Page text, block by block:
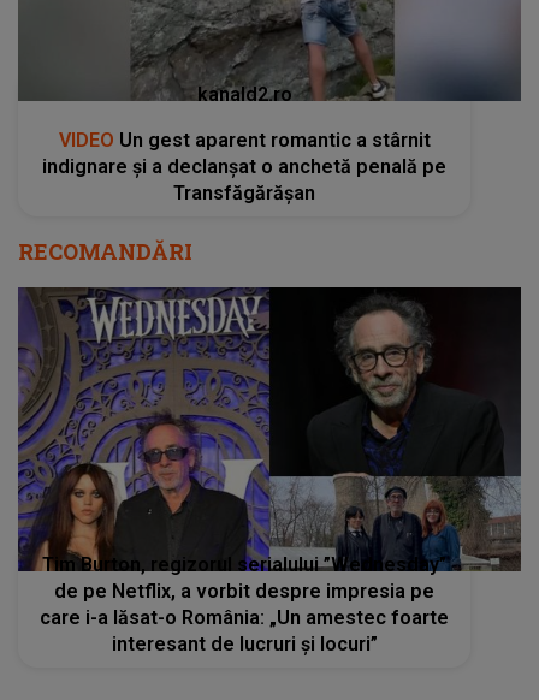
kanald2.ro
VIDEO Un gest aparent romantic a stârnit
indignare și a declanșat o anchetă penală pe
Transfăgărășan
RECOMANDĂRI
Tim Burton, regizorul serialului ”Wednesday”
de pe Netflix, a vorbit despre impresia pe
care i-a lăsat-o România: „Un amestec foarte
interesant de lucruri și locuri”